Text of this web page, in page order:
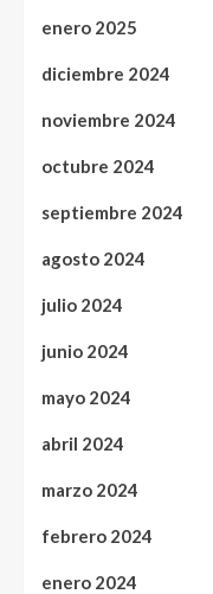
enero 2025
diciembre 2024
noviembre 2024
octubre 2024
septiembre 2024
agosto 2024
julio 2024
junio 2024
mayo 2024
abril 2024
marzo 2024
febrero 2024
enero 2024